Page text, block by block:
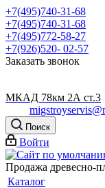
+7(495)740-31-68
+7(495)740-31-68
+7(495)772-58-27
+7(926)520- 02-57
Заказать звонок
МКАД 78км 2А ст.3
Поиск
Войти
Продажа древесно-
Каталог